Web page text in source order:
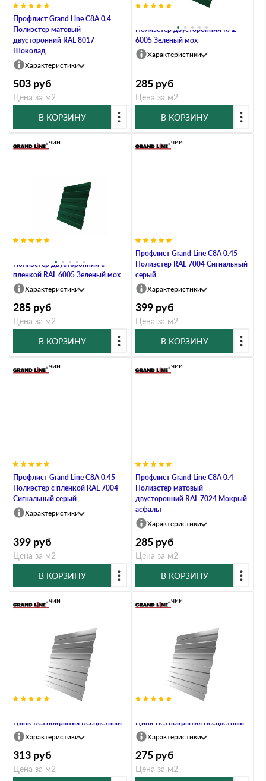
Профлист Grand Line C8A 0.4
Полиэстер матовый
двусторонний RAL 8017
Шоколад
Характеристики
503 руб
Цена за м2
В КОРЗИНУ
Полиэстер двусторонний RAL
6005 Зеленый мох
Характеристики
285 руб
Цена за м2
В КОРЗИНУ
Полиэстер двусторонний с
пленкой RAL 6005 Зеленый мох
В наличии
Характеристики
285 руб
Цена за м2
В КОРЗИНУ
Профлист Grand Line C8A 0.45
Полиэстер RAL 7004 Сигнальный
серый
В наличии
Характеристики
399 руб
Цена за м2
В КОРЗИНУ
Профлист Grand Line C8А 0.45
Полиэстер с пленкой RAL 7004
Сигнальный серый
В наличии
Характеристики
399 руб
Цена за м2
В КОРЗИНУ
Профлист Grand Line C8A 0.4
Полиэстер матовый
двусторонний RAL 7024 Мокрый
асфальт
В наличии
Характеристики
285 руб
Цена за м2
В КОРЗИНУ
Цинк Без покрытия Бесцветный
В наличии
Характеристики
313 руб
Цена за м2
Цинк Без покрытия Бесцветный
В наличии
Характеристики
275 руб
Цена за м2